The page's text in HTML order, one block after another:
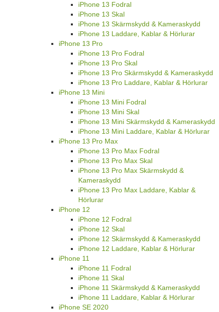
iPhone 13 Fodral
iPhone 13 Skal
iPhone 13 Skärmskydd & Kameraskydd
iPhone 13 Laddare, Kablar & Hörlurar
iPhone 13 Pro
iPhone 13 Pro Fodral
iPhone 13 Pro Skal
iPhone 13 Pro Skärmskydd & Kameraskydd
iPhone 13 Pro Laddare, Kablar & Hörlurar
iPhone 13 Mini
iPhone 13 Mini Fodral
iPhone 13 Mini Skal
iPhone 13 Mini Skärmskydd & Kameraskydd
iPhone 13 Mini Laddare, Kablar & Hörlurar
iPhone 13 Pro Max
iPhone 13 Pro Max Fodral
iPhone 13 Pro Max Skal
iPhone 13 Pro Max Skärmskydd &
Kameraskydd
iPhone 13 Pro Max Laddare, Kablar &
Hörlurar
iPhone 12
iPhone 12 Fodral
iPhone 12 Skal
iPhone 12 Skärmskydd & Kameraskydd
iPhone 12 Laddare, Kablar & Hörlurar
iPhone 11
iPhone 11 Fodral
iPhone 11 Skal
iPhone 11 Skärmskydd & Kameraskydd
iPhone 11 Laddare, Kablar & Hörlurar
iPhone SE 2020